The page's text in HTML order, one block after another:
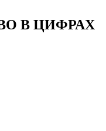
В ЦИФРАХ